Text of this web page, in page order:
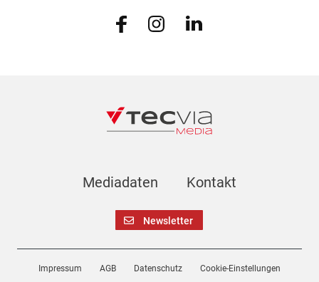
Mediadaten Kontakt
Newsletter
Impressum AGB Datenschutz Cookie-Einstellungen